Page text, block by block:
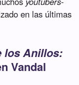
en las últimas
los Anillos:
Vandal